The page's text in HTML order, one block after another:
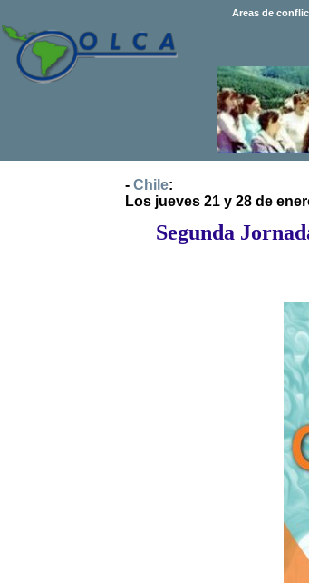
Areas de
- Chile:
Los jueves 21 y 28 de
Segunda